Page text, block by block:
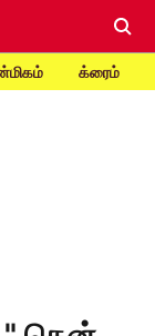
க்ரைம்